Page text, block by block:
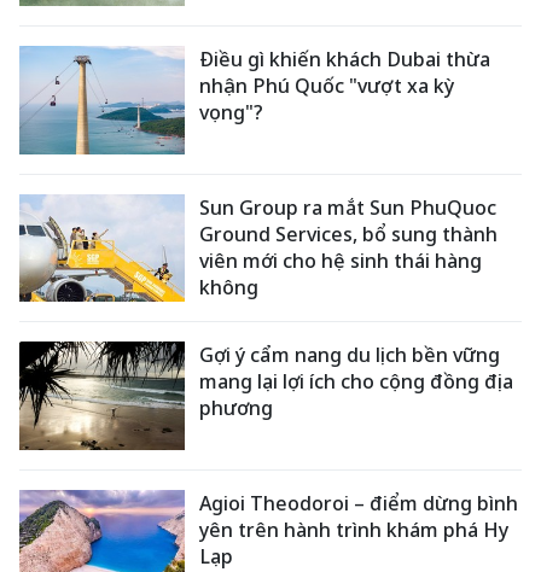
Điều gì khiến khách Dubai thừa
nhận Phú Quốc "vượt xa kỳ
vọng"?
Sun Group ra mắt Sun PhuQuoc
Ground Services, bổ sung thành
viên mới cho hệ sinh thái hàng
không
Gợi ý cẩm nang du lịch bền vững
mang lại lợi ích cho cộng đồng địa
phương
Agioi Theodoroi – điểm dừng bình
yên trên hành trình khám phá Hy
Lạp